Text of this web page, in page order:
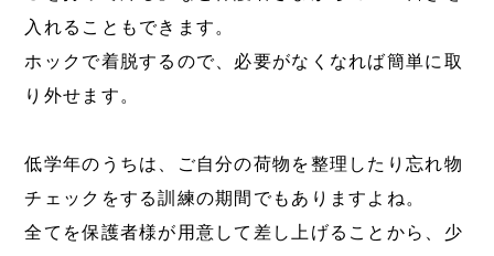
入れることもできます。
ホックで着脱するので、必要がなくなれば簡単に取
り外せます。
低学年のうちは、ご自分の荷物を整理したり忘れ物
チェックをする訓練の期間でもありますよね。
全てを保護者様が用意して差し上げることから、少